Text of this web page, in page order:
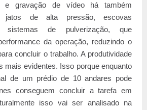
e gravação de vídeo há também
jatos de alta pressão, escovas
sistemas de pulverização, que
da operação, reduzindo o
concluir o trabalho. A produtividade
mais evidentes. Isso porque enquanto
de um prédio de 10 andares pode
conseguem concluir a tarefa em
isso vai ser analisado na